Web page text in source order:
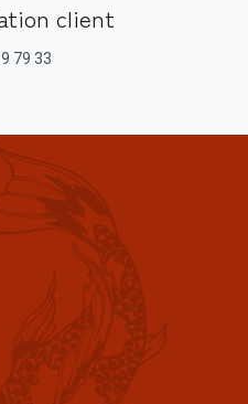
client
79 33